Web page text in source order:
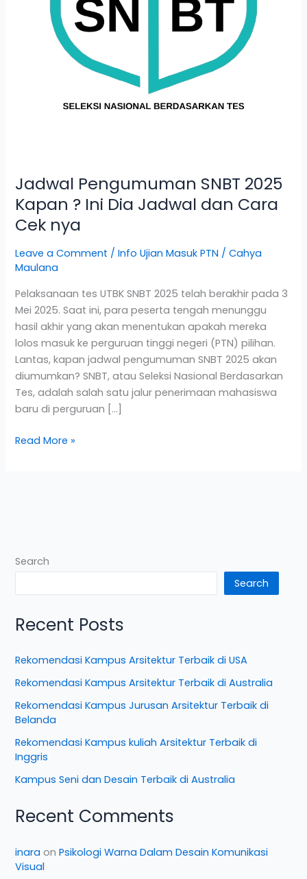
Jadwal Pengumuman SNBT 2025
Kapan ? Ini Dia Jadwal dan Cara
Cek nya
Leave a Comment /Info Ujian Masuk PTN /Cahya
Maulana
Pelaksanaan tes UTBK SNBT 2025 telah berakhir pada 3
Mei 2025. Saat ini, para peserta tengah menunggu
hasil akhir yang akan menentukan apakah mereka
lolos masuk ke perguruan tinggi negeri (PTN) pilihan.
Lantas, kapan jadwal pengumuman SNBT 2025 akan
diumumkan? SNBT, atau Seleksi Nasional Berdasarkan
Tes, adalah salah satu jalur penerimaan mahasiswa
baru di perguruan […]
Jadwal
Read More »
Search
Search
Recent Posts
Rekomendasi Kampus Arsitektur Terbaik di USA
Rekomendasi Kampus Arsitektur Terbaik di Australia
Rekomendasi Kampus Jurusan Arsitektur Terbaik di
Belanda
Rekomendasi Kampus kuliah Arsitektur Terbaik di
Inggris
Kampus Seni dan Desain Terbaik di Australia
Recent Comments
inara onPsikologi Warna Dalam Desain Komunikasi
Visual